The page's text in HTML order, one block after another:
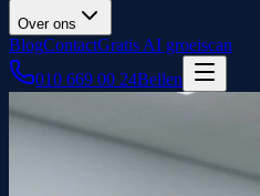
Over ons
BlogContactGratis AI groeiscan
010 669 00 24Bellen